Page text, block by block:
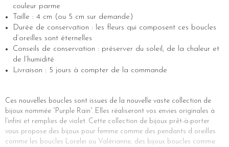
couleur parme
Taille : 4 cm (ou 5 cm sur demande)
Durée de conservation : les fleurs qui composent ces boucles
d’oreilles sont éternelles
Conseils de conservation : préserver du soleil, de la chaleur et
de l’humidité
Livraison : 5 jours à compter de la commande
Ces nouvelles boucles sont issues de la nouvelle vaste collection de
bijoux nommée “Purple Rain”. Elles réaliseront vos envies originales à
l’infini et remplies de violet. Cette collection de bijoux prêt-à-porter
vous propose des bijoux pour femme comme des pendants d oreilles
comme les boucles Lorelei ou Valérianne, des bijoux boucles comme